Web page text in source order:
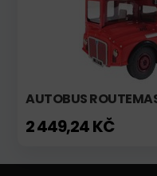
AUTOBUS
2 449,24 KČ